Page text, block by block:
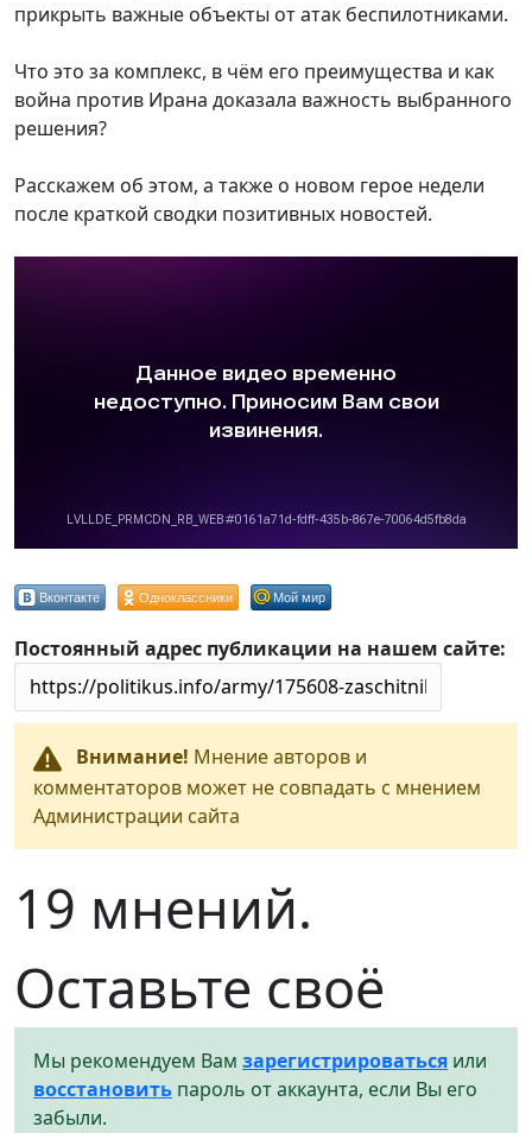
прикрыть важные объекты от атак беспилотниками.
Что это за комплекс, в чём его преимущества и как
война против Ирана доказала важность выбранного
решения?
Расскажем об этом, а также о новом герое недели
после краткой сводки позитивных новостей.
Вконтакте Одноклассники Мой мир
Постоянный адрес публикации на нашем сайте:
Внимание! Мнение авторов и
комментаторов может не совпадать с мнением
Администрации сайта
19 мнений.
Оставьте своё
Мы рекомендуем Вам зарегистрироваться или
восстановить пароль от аккаунта, если Вы его
забыли.